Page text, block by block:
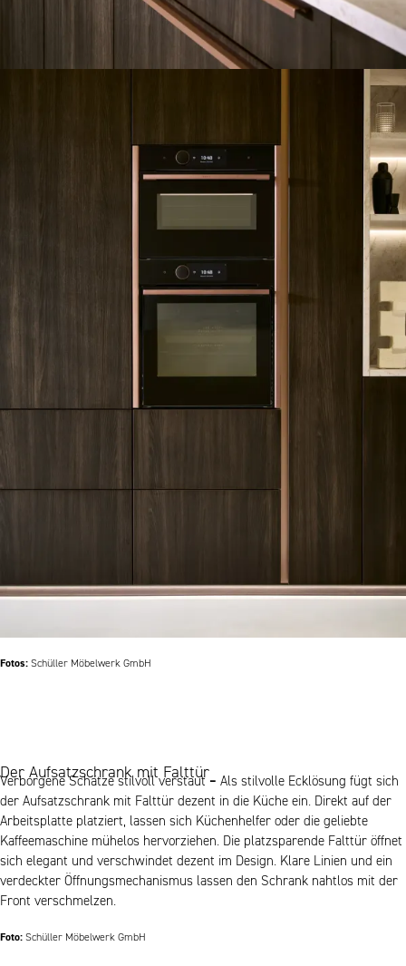
Fotos: Schüller Möbelwerk GmbH
Der Aufsatzschrank mit Falttür
Verborgene Schätze stilvoll verstaut – Als stilvolle Ecklösung fügt sich
der Aufsatzschrank mit Falttür dezent in die Küche ein. Direkt auf der
Arbeitsplatte platziert, lassen sich Küchenhelfer oder die geliebte
Kaffeemaschine mühelos hervorziehen. Die platzsparende Falttür öffnet
sich elegant und verschwindet dezent im Design. Klare Linien und ein
verdeckter Öffnungsmechanismus lassen den Schrank nahtlos mit der
Front verschmelzen.
Foto: Schüller Möbelwerk GmbH